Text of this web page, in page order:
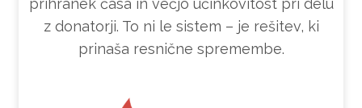
prihranek časa in večjo učinkovitost pri delu
z donatorji. To ni le sistem – je rešitev, ki
prinaša resnične spremembe.